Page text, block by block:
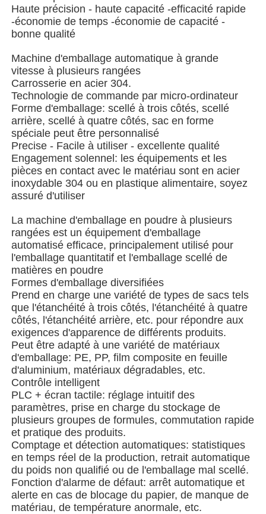
Machine à emballer à plusieurs voies
Machine déshydratante de machine à mettre sous
Machine à compter les cartes
Machines d'emballage
machine à cartonner
machine de remplissage
machine de boulette
Machine d'emballage de sacs à filets
machine à emballer de sac de maille
Machine à emballer verticale
Machine à emballer horizontale
Machine d'emballage à comptage visuel
Machine à emballer des poids à plusieurs têtes
Haute précision - haute capacité -efficacité rapide
-économie de temps -économie de capacité -
bonne qualité
Machine d'emballage automatique à grande
vitesse à plusieurs rangées
Carrosserie en acier 304.
Technologie de commande par micro-ordinateur
Forme d'emballage: scellé à trois côtés, scellé
arrière, scellé à quatre côtés, sac en forme
spéciale peut être personnalisé
Precise - Facile à utiliser - excellente qualité
Engagement solennel: les équipements et les
pièces en contact avec le matériau sont en acier
inoxydable 304 ou en plastique alimentaire, soyez
assuré d'utiliser
La machine d'emballage en poudre à plusieurs
rangées est un équipement d'emballage
automatisé efficace, principalement utilisé pour
l'emballage quantitatif et l'emballage scellé de
matières en poudre
Formes d'emballage diversifiées
Prend en charge une variété de types de sacs tels
que l'étanchéité à trois côtés, l'étanchéité à quatre
côtés, l'étanchéité arrière, etc. pour répondre aux
exigences d'apparence de différents produits.
Peut être adapté à une variété de matériaux
d'emballage: PE, PP, film composite en feuille
d'aluminium, matériaux dégradables, etc.
Contrôle intelligent
PLC + écran tactile: réglage intuitif des
paramètres, prise en charge du stockage de
plusieurs groupes de formules, commutation rapide
et pratique des produits.
Comptage et détection automatiques: statistiques
en temps réel de la production, retrait automatique
du poids non qualifié ou de l'emballage mal scellé.
Fonction d'alarme de défaut: arrêt automatique et
alerte en cas de blocage du papier, de manque de
matériau, de température anormale, etc.